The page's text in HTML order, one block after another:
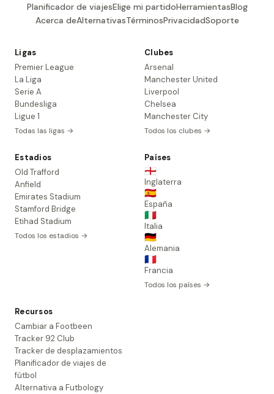
Planificador de viajesElige mi partidoHerramientasBlog
Acerca deAlternativasTérminosPrivacidadSoporte
Ligas
Premier League
La Liga
Serie A
Bundesliga
Ligue 1
Todas las ligas →
Clubes
Arsenal
Manchester United
Liverpool
Chelsea
Manchester City
Todos los clubes →
Estadios
Old Trafford
Anfield
Emirates Stadium
Stamford Bridge
Etihad Stadium
Todos los estadios →
Países
🏴󠁧󠁢󠁥󠁮󠁧󠁿
Inglaterra
🇪🇸
España
🇮🇹
Italia
🇩🇪
Alemania
🇫🇷
Francia
Todos los países →
Recursos
Cambiar a Footbeen
Tracker 92 Club
Tracker de desplazamientos
Planificador de viajes de
fútbol
Alternativa a Futbology